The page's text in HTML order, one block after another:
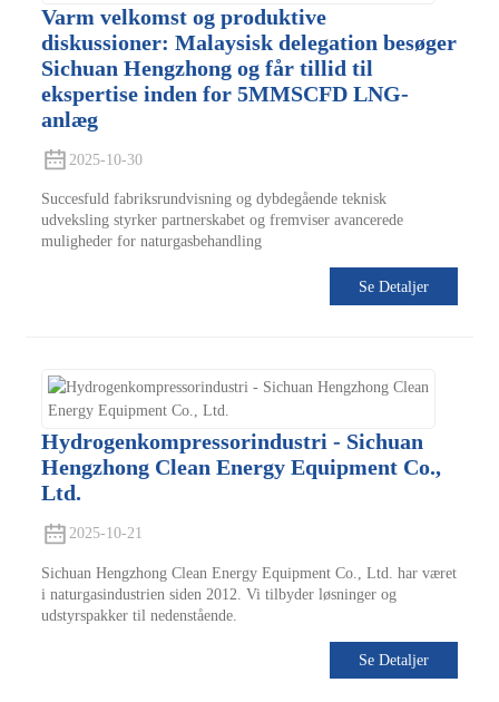
Varm velkomst og produktive
diskussioner: Malaysisk delegation besøger
Sichuan Hengzhong og får tillid til
ekspertise inden for 5MMSCFD LNG-
anlæg
2025-10-30
Succesfuld fabriksrundvisning og dybdegående teknisk
udveksling styrker partnerskabet og fremviser avancerede
muligheder for naturgasbehandling
Se Detaljer
Hydrogenkompressorindustri - Sichuan
Hengzhong Clean Energy Equipment Co.,
Ltd.
2025-10-21
Sichuan Hengzhong Clean Energy Equipment Co., Ltd. har været
i naturgasindustrien siden 2012. Vi tilbyder løsninger og
udstyrspakker til nedenstående.
Se Detaljer